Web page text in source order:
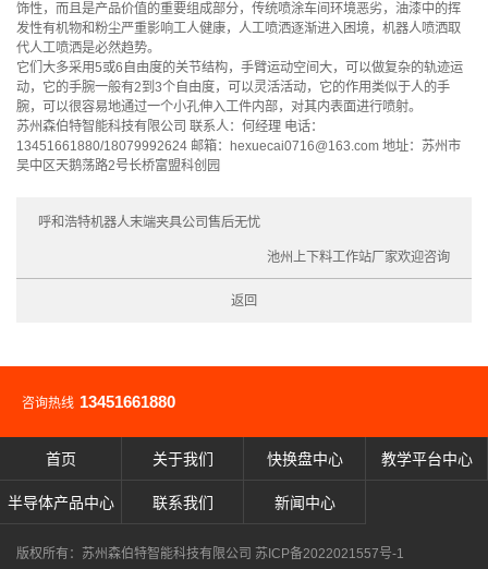
饰性，而且是产品价值的重要组成部分，传统喷涂车间环境恶劣，油漆中的挥
发性有机物和粉尘严重影响工人健康，人工喷洒逐渐进入困境，机器人喷洒取
代人工喷洒是必然趋势。
它们大多采用5或6自由度的关节结构，手臂运动空间大，可以做复杂的轨迹运
动，它的手腕一般有2到3个自由度，可以灵活活动，它的作用类似于人的手
腕，可以很容易地通过一个小孔伸入工件内部，对其内表面进行喷射。
苏州森伯特智能科技有限公司 联系人：何经理 电话：
13451661880/18079992624 邮箱：hexuecai0716@163.com 地址：苏州市
吴中区天鹅荡路2号长桥富盟科创园
呼和浩特机器人末端夹具公司售后无忧
池州上下料工作站厂家欢迎咨询
返回
咨询热线 13451661880
首页 关于我们 快换盘中心 教学平台中心
半导体产品中心 联系我们 新闻中心
版权所有：苏州森伯特智能科技有限公司 苏ICP备2022021557号-1